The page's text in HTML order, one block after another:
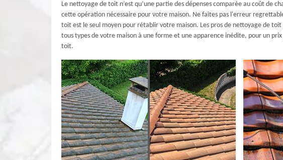
Le nettoyage de toit n’est qu’une partie des dépenses comparée au coût de
cette opération nécessaire pour votre maison. Ne faites pas l'erreur
toit est le seul moyen pour rétablir votre maison. Les pros de nettoyage de
tous types de votre maison à une forme et une apparence inédite, pour un
toit.